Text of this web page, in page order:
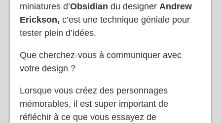
miniatures d’Obsidian du designer Andrew
Erickson, c’est une technique géniale pour
tester plein d’idées.
Que cherchez-vous à communiquer avec
votre design ?
Lorsque vous créez des personnages
mémorables, il est super important de
réfléchir à ce que vous essayez de